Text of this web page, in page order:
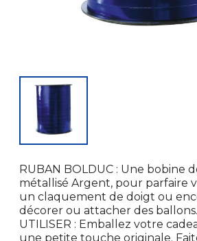
RUBAN BOLDUC : Une bobine
métallisé Argent, pour parfaire
un claquement de doigt ou
décorer ou attacher des ballons.
UTILISER : Emballez votre
une petite touche originale.